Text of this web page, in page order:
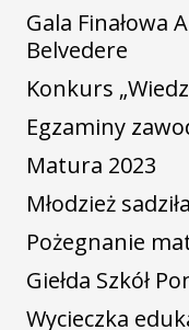
Gala Finałowa
Belvedere
Konkurs
Egzaminy
Matura 2023
Młodzież
Pożegnanie
Giełda Szkół
Wycieczka